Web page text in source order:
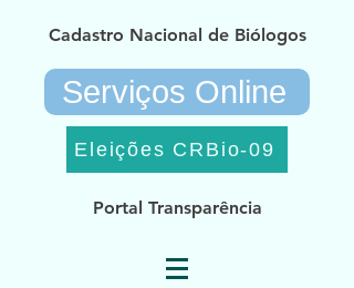
Cadastro Nacional de Biólogos
Serviços Online
Eleições CRBio-09
Portal Transparência